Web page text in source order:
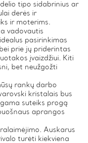
tipo sidabrinius ar
derės ir
ir moterims.
vadovautis
pasirinkimas
prie jų priderintas
įvaizdžiui. Kiti
bet neužgožti
rankų darbo
kristalais bus
suteiks progą
aprangos
Auskarus
turėti kiekviena